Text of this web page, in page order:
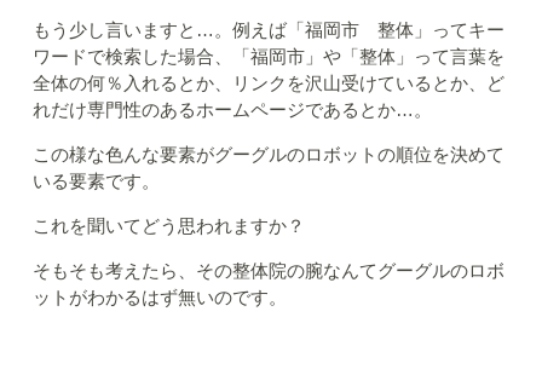
もう少し言いますと…。例えば「福岡市 整体」ってキー
ワードで検索した場合、「福岡市」や「整体」って言葉を
全体の何％入れるとか、リンクを沢山受けているとか、ど
れだけ専門性のあるホームページであるとか…。
この様な色んな要素がグーグルのロボットの順位を決めて
いる要素です。
これを聞いてどう思われますか？
そもそも考えたら、その整体院の腕なんてグーグルのロボ
ットがわかるはず無いのです。